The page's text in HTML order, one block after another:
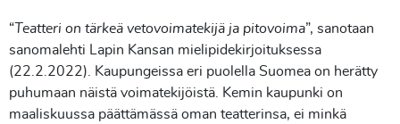
“ Teatteri on tärkeä vetovoimatekijä ja pitovoima”, sanotaan
sanomalehti Lapin Kansan mielipidekirjoituksessa
(22.2.2022). Kaupungeissa eri puolella Suomea on herätty
puhumaan näistä voimatekijöistä. Kemin kaupunki on
maaliskuussa päättämässä oman teatterinsa, ei minkä